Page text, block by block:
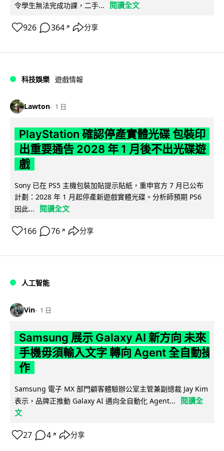
令學生無法完成功課，二手... 閱讀全文
926 364 ↗ 分享
科技娛樂 遊戲情報
Lawton 1 日
PlayStation 確認停產實體光碟 包裝印
出重要通告 2028 年 1 月後不出光碟遊
戲
Sony 已在 PS5 主機包裝加貼提示貼紙，重申官方 7 月已公布
計劃：2028 年 1 月起停產新遊戲實體光碟。分析師預期 PS6
因此...
閱讀全文
166 76 ↗ 分享
人工智能
Vin 1 日
Samsung 展示 Galaxy AI 新方向 未來
手機毋須輸入文字 轉向 Agent 全自動操
作
Samsung 電子 MX 部門顧客體驗辦公室主管兼副總裁 Jay Kim
表示，品牌正推動 Galaxy AI 邁向全自動化 Agent...
閱讀全
文
27 4 ↗ 分享